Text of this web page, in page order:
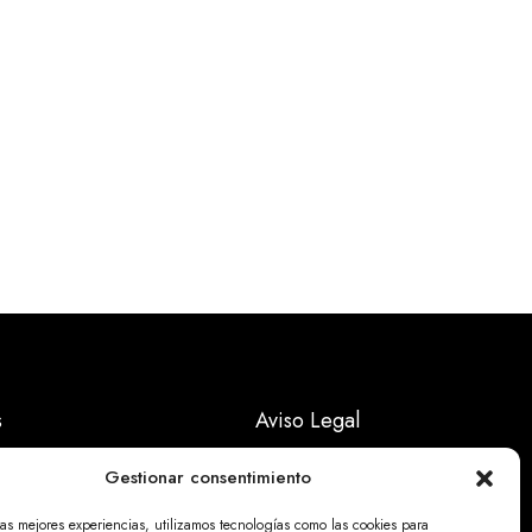
Gestionar consentimiento
mejores experiencias, utilizamos tecnologías como las cookies para
Aviso Legal
Políticas Privacidad
Politicas Cookies